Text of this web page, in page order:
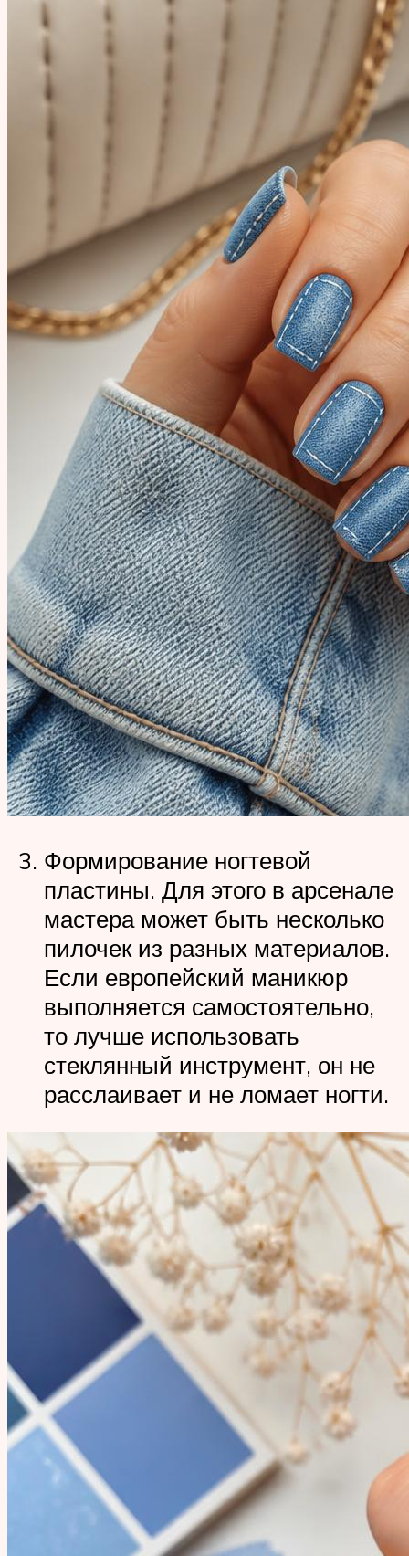
Формирование ногтевой
пластины. Для этого в арсенале
мастера может быть несколько
пилочек из разных материалов.
Если европейский маникюр
выполняется самостоятельно,
то лучше использовать
стеклянный инструмент, он не
расслаивает и не ломает ногти.